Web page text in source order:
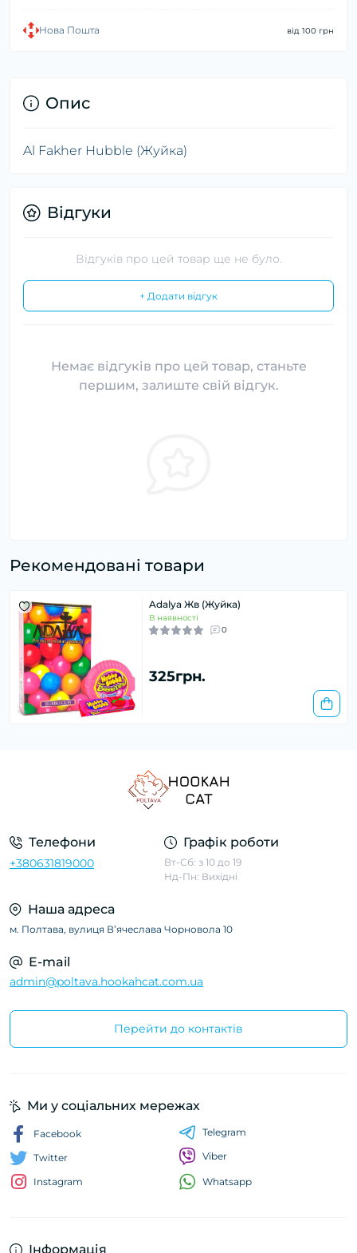
Нова Пошта від 100 грн
Опис
Al Fakher Hubble (Жуйка)
Відгуки
Відгуків про цей товар ще не було.
+ Додати відгук
Немає відгуків про цей товар, станьте
першим, залиште свій відгук.
Рекомендовані товари
Adalya Жв (Жуйка)
В наявності
0
325грн.
Телефони
+380631819000
Графік роботи
Вт-Сб: з 10 до 19
Нд-Пн: Вихідні
Наша адреса
м. Полтава, вулиця Вʼячеслава Чорновола 10
E-mail
admin@poltava.hookahcat.com.ua
Перейти до контактів
Інформація
Ми у соціальних мережах
Facebook
Twitter
Instagram
Telegram
Viber
Whatsapp